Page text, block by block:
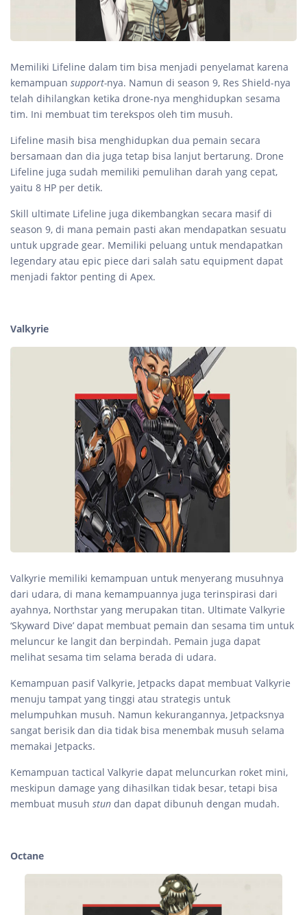
Memiliki Lifeline dalam tim bisa menjadi penyelamat karena
kemampuan support-nya. Namun di season 9, Res Shield-nya
telah dihilangkan ketika drone-nya menghidupkan sesama
tim. Ini membuat tim terekspos oleh tim musuh.
Lifeline masih bisa menghidupkan dua pemain secara
bersamaan dan dia juga tetap bisa lanjut bertarung. Drone
Lifeline juga sudah memiliki pemulihan darah yang cepat,
yaitu 8 HP per detik.
Skill ultimate Lifeline juga dikembangkan secara masif di
season 9, di mana pemain pasti akan mendapatkan sesuatu
untuk upgrade gear. Memiliki peluang untuk mendapatkan
legendary atau epic piece dari salah satu equipment dapat
menjadi faktor penting di Apex.
Valkyrie
Valkyrie memiliki kemampuan untuk menyerang musuhnya
dari udara, di mana kemampuannya juga terinspirasi dari
ayahnya, Northstar yang merupakan titan. Ultimate Valkyrie
‘Skyward Dive’ dapat membuat pemain dan sesama tim untuk
meluncur ke langit dan berpindah. Pemain juga dapat
melihat sesama tim selama berada di udara.
Kemampuan pasif Valkyrie, Jetpacks dapat membuat Valkyrie
menuju tampat yang tinggi atau strategis untuk
melumpuhkan musuh. Namun kekurangannya, Jetpacksnya
sangat berisik dan dia tidak bisa menembak musuh selama
memakai Jetpacks.
Kemampuan tactical Valkyrie dapat meluncurkan roket mini,
meskipun damage yang dihasilkan tidak besar, tetapi bisa
membuat musuh stun dan dapat dibunuh dengan mudah.
Octane